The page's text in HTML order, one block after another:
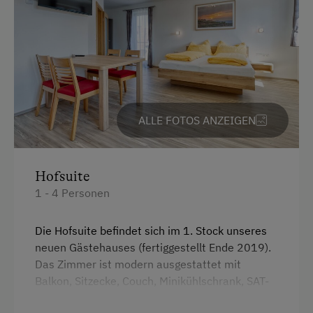
Radwege
Zusätzliche Ausstattungsmerkmale
Weinkeller
Badminton, Outdoorspiele
Feuerschale
Mithilfe am Hof
Kulinarik zum Miterleben / In der Hofküche
Ab Hofverkauf
ALLE FOTOS ANZEIGEN
Hofsuite
1 - 4 Personen
Die Hofsuite befindet sich im 1. Stock unseres
neuen Gästehauses (fertiggestellt Ende 2019).
Das Zimmer ist modern ausgestattet mit
Balkon, Sitzecke, Couch, Minikühlschrank, SAT-